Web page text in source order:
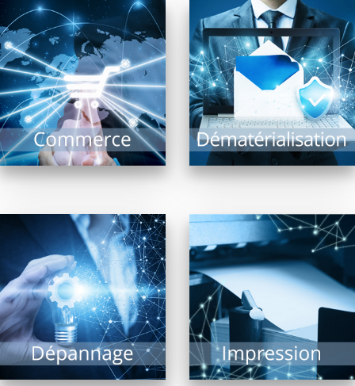
Un équipement
fonctionnel est la
garantie d’un
commerce optimisé : Il
comprend l’ensemble
des systèmes
d’encaissement,...
EN SAVOIR PLUS
La dématérialisation de
documents présente de
nombreux avantages
et intérêts : Recherche
documentaire rapide,
archivage, limitation...
EN SAVOIR PLUS
Malgré les évolutions
technologiques, le
risque de panne ne
peut être exclu. Il est
alors précieux...
EN SAVOIR PLUS
Impression de
documents, photos,
plans grands formats,
l’imprimante est
indissociable d’un
système informatique.
De nombreuses
technologies...
EN SAVOIR PLUS